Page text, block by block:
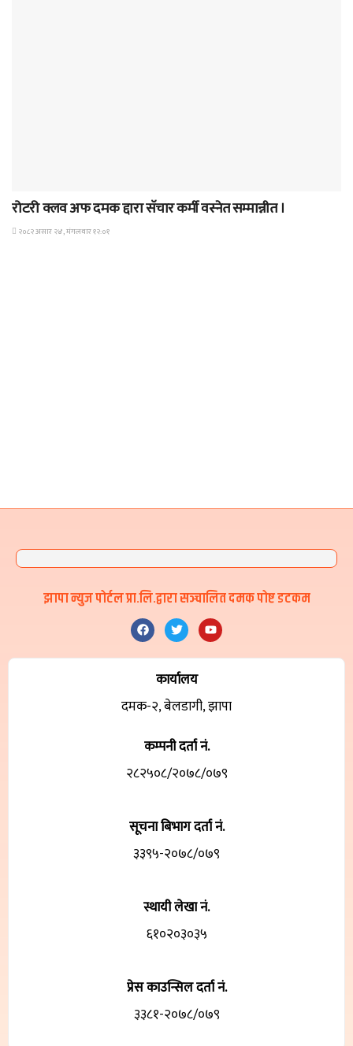
रोटरी क्लव अफ दमक द्दारा सॅचार कर्मी वस्नेत सम्मान्नीत ।
२०८२ असार २४, मंगलवार १२:०१
झापा न्युज पोर्टल प्रा.लि.द्वारा सञ्चालित दमक पोष्ट डटकम
कार्यालय
दमक-२, बेलडागी, झापा
कम्पनी दर्ता नं.
२८२५०८/२०७८/०७९
सूचना बिभाग दर्ता नं.
३३९५-२०७८/०७९
स्थायी लेखा नं.
६१०२०३०३५
प्रेस काउन्सिल दर्ता नं.
३३८१-२०७८/०७९